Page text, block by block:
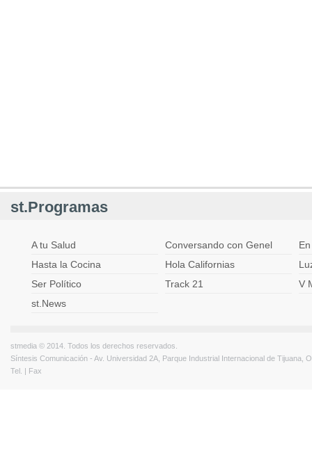
st.Programas
A tu Salud Conversando con Genel
Hasta la Cocina
Hola Californias
Ser Político
Track 21
V
st.News
stmedia © 2014. Todos los derechos reservados.
Síntesis Comunicación - Av. Universidad 2A, Parque Industrial Internacional de Tijuana,
Tel. | Fax